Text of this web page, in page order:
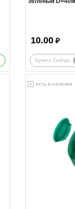
10.00₽
Купить Сейчас
есть в наличии